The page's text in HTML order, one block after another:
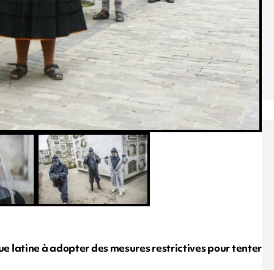
latine à adopter des mesures restrictives pour tenter